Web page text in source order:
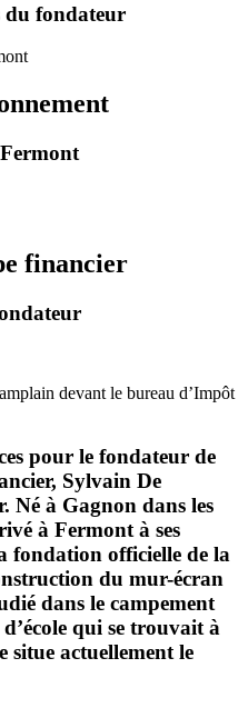
du fondateur
financier
devant le bureau d’Impôt
pour le fondateur de
Sylvain De
Né à Gagnon dans les
à Fermont à ses
fondation officielle de la
du mur-écran
dans le campement
qui se trouvait à
situe actuellement le